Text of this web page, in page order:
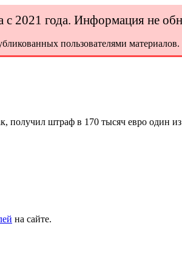
с 2021 года. Информация не
пользователями
получил штраф в 170 тысяч евро один
на сайте.